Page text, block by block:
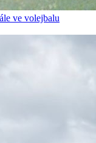
ve volejbalu